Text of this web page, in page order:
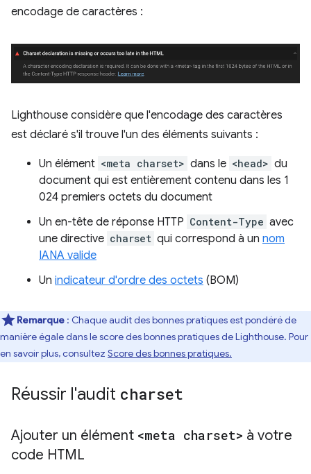
encodage de caractères :
Lighthouse considère que l'encodage des caractères
est déclaré s'il trouve l'un des éléments suivants :
Un élément <meta charset> dans le <head> du
document qui est entièrement contenu dans les 1
024 premiers octets du document
Un en-tête de réponse HTTP Content-Type avec
une directive charset qui correspond à un nom
IANA valide
Un indicateur d'ordre des octets (BOM)
Remarque : Chaque audit des bonnes pratiques est pondéré de
manière égale dans le score des bonnes pratiques de Lighthouse. Pour
en savoir plus, consultez Score des bonnes pratiques.
Réussir l'audit charset
Ajouter un élément <meta charset> à votre
code HTML